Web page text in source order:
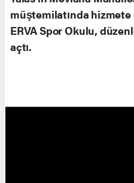
müştemilatında hizmete
ERVA Spor Okulu,
açtı.